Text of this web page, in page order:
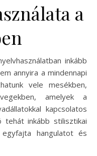
a
inkább
annyira a mindennapi
vele mesékben,
amelyek a
kapcsolatos
inkább stilisztikai
hangulatot és